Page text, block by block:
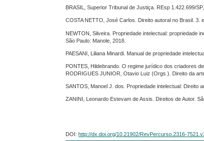
BRASIL, Superior Tribunal de Justiça. REsp 1.422.699/
COSTA NETTO, José Carlos. Direito autoral no Brasil. 3.
NEWTON, Silveira. Propriedade intelectual: propriedade
São Paulo: Manole, 2018.
PAESANI, Liliana Minardi. Manual de propriedade
PONTES, Hildebrando. O regime jurídico dos criadores
RODRIGUES JUNIOR, Otavio Luiz (Orgs.). Direito da
SANTOS, Manoel J. dos. Propriedade intelectual: Direito
ZANINI, Leonardo Estevam de Assis. Direitos de Autor.
DOI:http://dx.doi.org/10.21902/RevPercurso.2316-